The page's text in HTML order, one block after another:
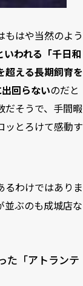
はや当然のよう
われる「千日和
超える長期飼育を
回らないのだと
だそうで、手間暇
ッとろけて感動す
るわけではありま
並ぶのも成城店な
た「アトランテ